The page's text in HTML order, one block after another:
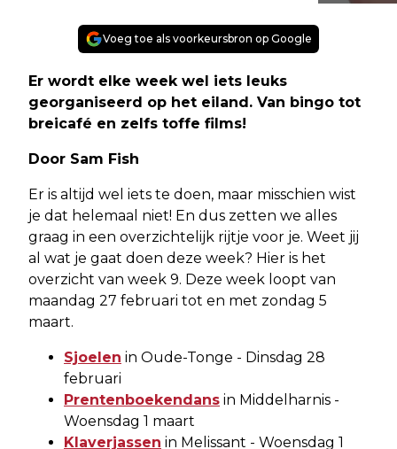
Voeg toe als voorkeursbron op Google
Er wordt elke week wel iets leuks
georganiseerd op het eiland. Van bingo tot
breicafé en zelfs toffe films!
Door Sam Fish
Er is altijd wel iets te doen, maar misschien wist
je dat helemaal niet! En dus zetten we alles
graag in een overzichtelijk rijtje voor je. Weet jij
al wat je gaat doen deze week? Hier is het
overzicht van week 9. Deze week loopt van
maandag 27 februari tot en met zondag 5
maart.
Sjoelen in Oude-Tonge - Dinsdag 28
februari
Prentenboekendans in Middelharnis -
Woensdag 1 maart
Klaverjassen in Melissant - Woensdag 1